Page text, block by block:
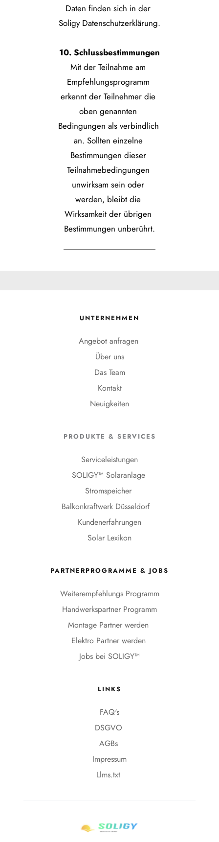
Daten finden sich in der
Soligy Datenschutzerklärung.
10. Schlussbestimmungen
Mit der Teilnahme am
Empfehlungsprogramm
erkennt der Teilnehmer die
oben genannten
Bedingungen als verbindlich
an. Sollten einzelne
Bestimmungen dieser
Teilnahmebedingungen
unwirksam sein oder
werden, bleibt die
Wirksamkeit der übrigen
Bestimmungen unberührt.
UNTERNEHMEN
Angebot anfragen
Über uns
Das Team
Kontakt
Neuigkeiten
PRODUKTE & SERVICES
Serviceleistungen
SOLIGY™ Solaranlage
Stromspeicher
Balkonkraftwerk Düsseldorf
Kundenerfahrungen
Solar Lexikon
PARTNERPROGRAMME & JOBS
Weiterempfehlungs Programm
Handwerkspartner Programm
Montage Partner werden
Elektro Partner werden
Jobs bei SOLIGY™
LINKS
FAQ's
DSGVO
AGBs
Impressum
Llms.txt